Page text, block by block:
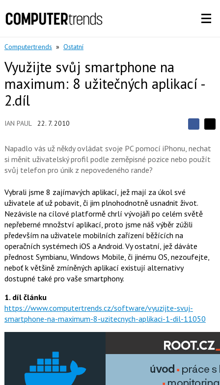
Computertrends » Ostatní
Využijte svůj smartphone na
maximum: 8 užitečných aplikací -
2.díl
IAN PAUL 22. 7. 2010
S
í
l
S
l
e
F
a
c
o
k
í
e
Napadlo vás už někdy ovládat svoje PC pomocí iPhonu, nechat
si měnit uživatelský profil podle zeměpisné pozice nebo použít
svůj telefon pro únik z nepovedeného rande?
Vybrali jsme 8 zajímavých aplikací, jež mají za úkol své
uživatele ať už pobavit, či jim plnohodnotně usnadnit život.
Nezávisle na cílové platformě chrlí vývojáři po celém světě
nepřeberné množství aplikací, proto jsme náš výběr zúžili
především na uživatele mobilních zařízení běžících na
operačních systémech iOS a Android. Vy ostatní, jež dáváte
přednost Symbianu, Windows Mobile, či jinému OS, nezoufejte,
neboť k většině zmíněných aplikací existují alternativy
dostupné také pro vaše smartphony.
1. díl článku
https://www.computertrends­.cz/software/vyuzijte-svuj-
smartphone-na-maximum-8-uzitecnych-aplikaci-1-dil-11050